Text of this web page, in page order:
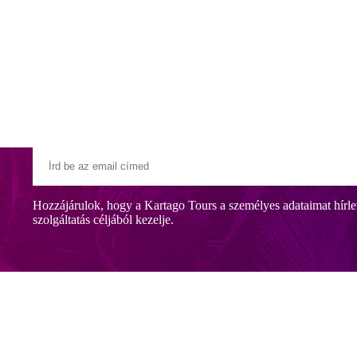
Theologos üdülőhelyen, Rodosz fővárosától kb. 20 km-re, a
és további vásárlási lehetőségek találhatók.
Hozzájárulok, hogy a Kartago Tours a személyes adataimat
szolgáltatás céljából kezelje.